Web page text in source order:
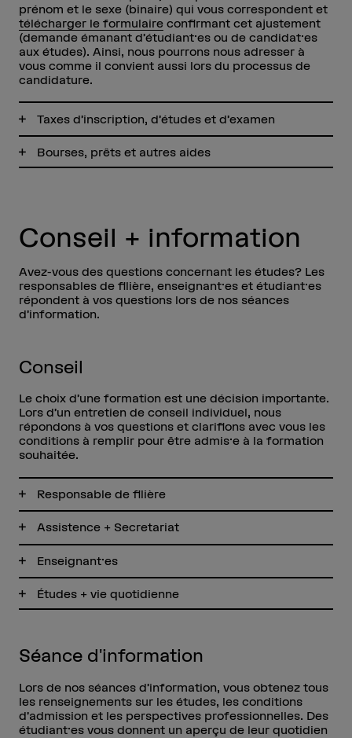
prénom et le sexe (binaire) qui vous correspondent et
télécharger le formulaireconfirmant cet ajustement
(demande émanant d’étudiant·es ou de candidat·es
aux études). Ainsi, nous pourrons nous adresser à
vous comme il convient aussi lors du processus de
candidature.
Taxes d’inscription, d’études et d’examen
Bourses, prêts et autres aides
Conseil + information
Avez-vous des questions concernant les études? Les
responsables de filière, enseignant·es et étudiant·es
répondent à vos questions lors de nos séances
d’information.
Conseil
Le choix d’une formation est une décision importante.
Lors d’un entretien de conseil individuel, nous
répondons à vos questions et clarifions avec vous les
conditions à remplir pour être admis·e à la formation
souhaitée.
Responsable de filière
Assistence + Secretariat
Enseignant·es
Études + vie quotidienne
Séance d'information
Lors de nos séances d’information, vous obtenez tous
les renseignements sur les études, les conditions
d’admission et les perspectives professionnelles. Des
étudiant·es vous donnent un aperçu de leur quotidien